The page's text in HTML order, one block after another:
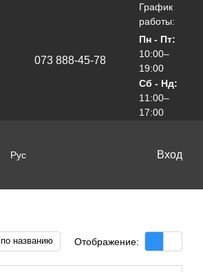
073 888-45-78
График
работы:
Пн - Пт:
10:00–
19:00
Сб - Нд:
11:00–
17:00
Рус Вход
по названию Отображение: